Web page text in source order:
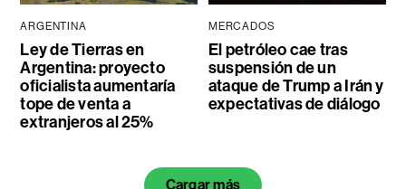
ARGENTINA
Ley de Tierras en
Argentina: proyecto
oficialista aumentaría
tope de venta a
extranjeros al 25%
MERCADOS
El petróleo cae tras
suspensión de un
ataque de Trump a Irán y
expectativas de diálogo
Cargar más